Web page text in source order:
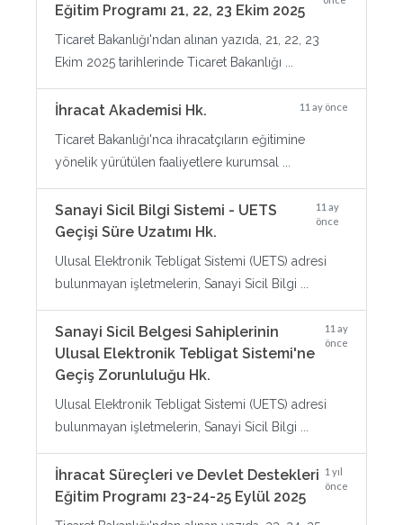
Eğitim Programı 21, 22, 23 Ekim 2025
Ticaret Bakanlığı'ndan alınan yazıda, 21, 22, 23
Ekim 2025 tarihlerinde Ticaret Bakanlığı ...
İhracat Akademisi Hk. 11 ay önce
Ticaret Bakanlığı'nca ihracatçıların eğitimine
yönelik yürütülen faaliyetlere kurumsal ...
Sanayi Sicil Bilgi Sistemi - UETS
Geçişi Süre Uzatımı Hk.
11 ay
önce
Ulusal Elektronik Tebligat Sistemi (UETS) adresi
bulunmayan işletmelerin, Sanayi Sicil Bilgi ...
Sanayi Sicil Belgesi Sahiplerinin
Ulusal Elektronik Tebligat Sistemi'ne
Geçiş Zorunluluğu Hk.
11 ay
önce
Ulusal Elektronik Tebligat Sistemi (UETS) adresi
bulunmayan işletmelerin, Sanayi Sicil Bilgi ...
İhracat Süreçleri ve Devlet Destekleri
Eğitim Programı 23-24-25 Eylül 2025
1 yıl
önce